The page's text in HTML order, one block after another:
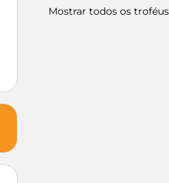
Mostrar todos os troféus